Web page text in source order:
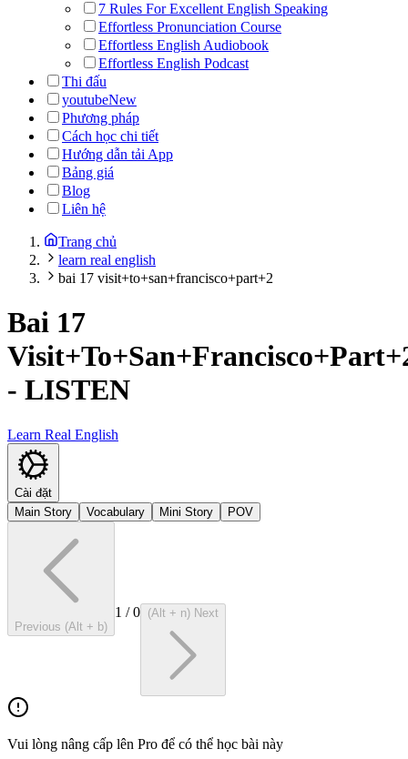
7 Rules For Excellent English Speaking
Effortless Pronunciation Course
Effortless English Audiobook
Effortless English Podcast
Thi đấu
youtubeNew
Phương pháp
Cách học chi tiết
Hướng dẫn tải App
Bảng giá
Blog
Liên hệ
Trang chủ
learn real english
bai 17 visit+to+san+francisco+part+2
Bai 17
- LISTEN
Learn Real English
Cài đặt
Main Story
Vocabulary Mini Story POV
Previous (Alt + b)
1 /0 (Alt + n) Next
Vui lòng nâng cấp lên Pro để có thể học bài này